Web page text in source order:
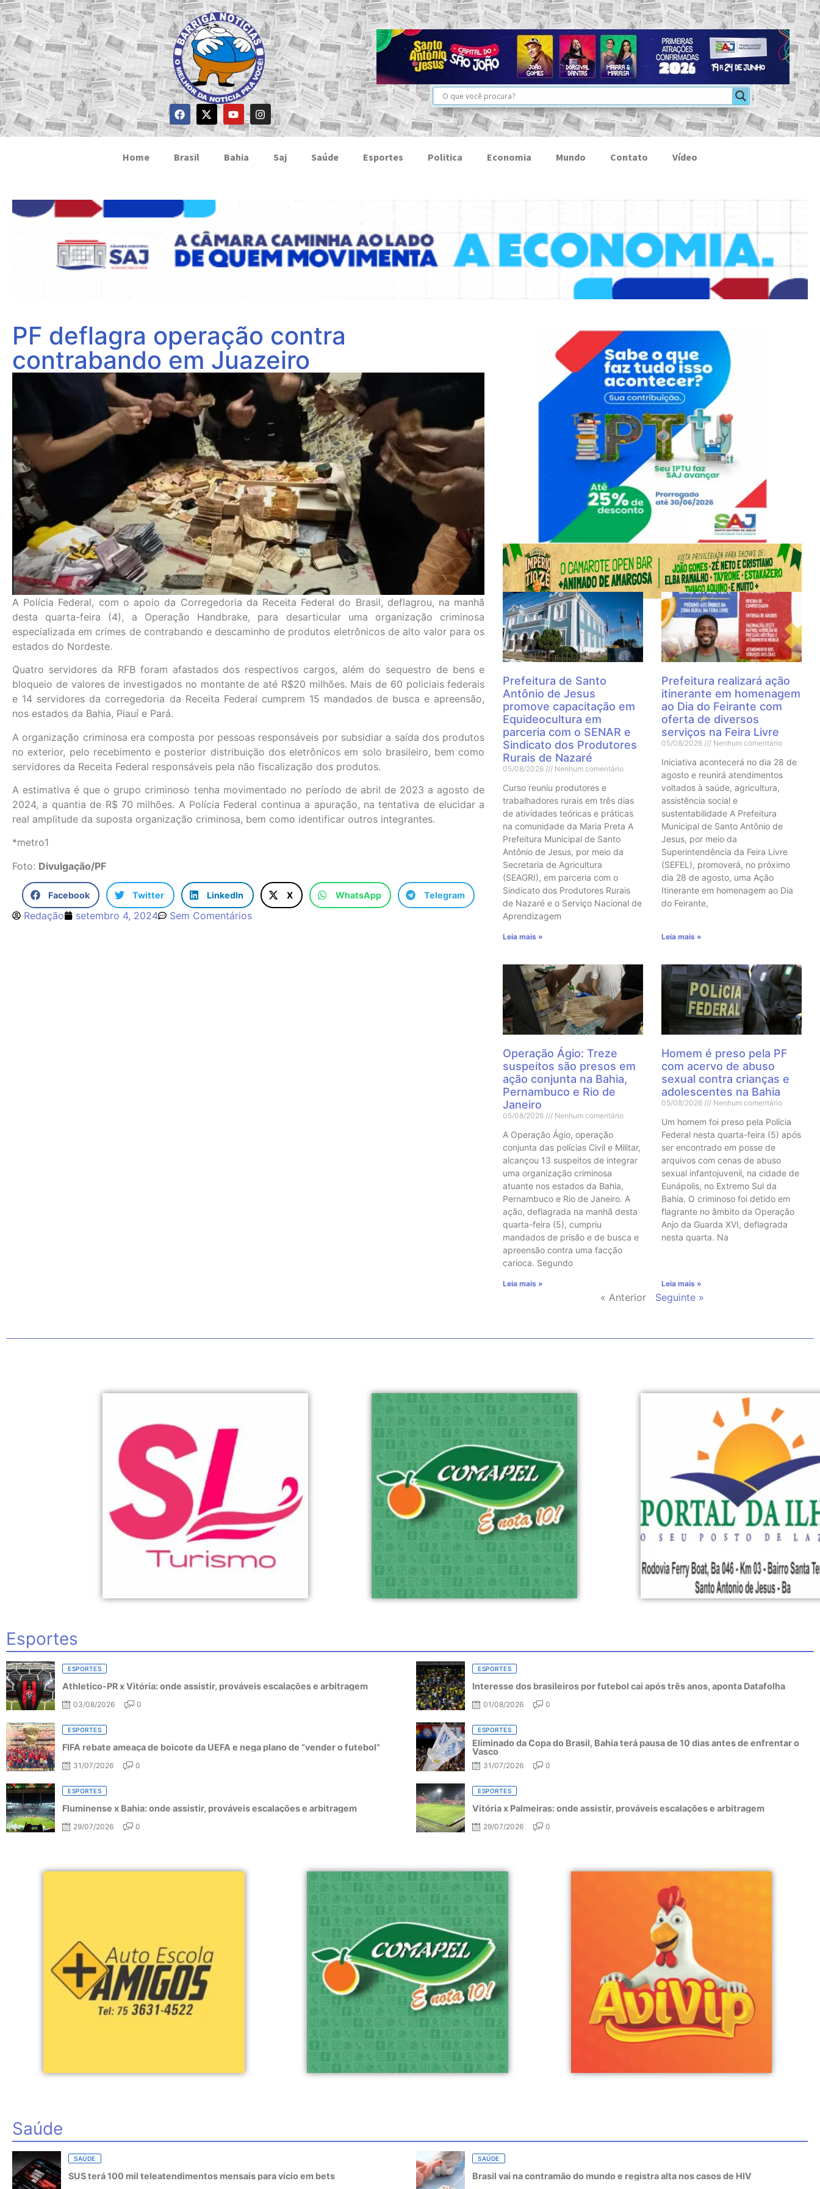
Home Brasil Bahia Saj Saúde Esportes Politica Economia Mundo Contato Vídeo
PF deflagra operação contra
contrabando em Juazeiro
A Polícia Federal, com o apoio da Corregedoria da Receita Federal do Brasil, deflagrou, na manhã
desta quarta-feira (4), a Operação Handbrake, para desarticular uma organização criminosa
especializada em crimes de contrabando e descaminho de produtos eletrônicos de alto valor para os
estados do Nordeste.
Quatro servidores da RFB foram afastados dos respectivos cargos, além do sequestro de bens e
bloqueio de valores de investigados no montante de até R$20 milhões. Mais de 60 policiais federais
e 14 servidores da corregedoria da Receita Federal cumprem 15 mandados de busca e apreensão,
nos estados da Bahia, Piauí e Pará.
A organização criminosa era composta por pessoas responsáveis por subsidiar a saída dos produtos
no exterior, pelo recebimento e posterior distribuição dos eletrônicos em solo brasileiro, bem como
servidores da Receita Federal responsáveis pela não fiscalização dos produtos.
A estimativa é que o grupo criminoso tenha movimentado no período de abril de 2023 a agosto de
2024, a quantia de R$ 70 milhões. A Polícia Federal continua a apuração, na tentativa de elucidar a
real amplitude da suposta organização criminosa, bem como identificar outros integrantes.
*metro1
Foto: Divulgação/PF
Facebook Twitter LinkedIn X WhatsApp Telegram
Redação setembro 4, 2024 Sem Comentários
Mais Notícias
Prefeitura de Santo
Antônio de Jesus
promove capacitação em
Equideocultura em
parceria com o SENAR e
Sindicato dos Produtores
Rurais de Nazaré
05/08/2026 Nenhum comentário
Curso reuniu produtores e
trabalhadores rurais em três dias
de atividades teóricas e práticas
na comunidade da Maria Preta A
Prefeitura Municipal de Santo
Antônio de Jesus, por meio da
Secretaria de Agricultura
(SEAGRI), em parceria com o
Sindicato dos Produtores Rurais
de Nazaré e o Serviço Nacional de
Aprendizagem
Leia mais »
Prefeitura realizará ação
itinerante em homenagem
ao Dia do Feirante com
oferta de diversos
serviços na Feira Livre
05/08/2026 Nenhum comentário
Iniciativa acontecerá no dia 28 de
agosto e reunirá atendimentos
voltados à saúde, agricultura,
assistência social e
sustentabilidade A Prefeitura
Municipal de Santo Antônio de
Jesus, por meio da
Superintendência da Feira Livre
(SEFEL), promoverá, no próximo
dia 28 de agosto, uma Ação
Itinerante em homenagem ao Dia
do Feirante,
Leia mais »
Operação Ágio: Treze
suspeitos são presos em
ação conjunta na Bahia,
Pernambuco e Rio de
Janeiro
05/08/2026 Nenhum comentário
A Operação Ágio, operação
conjunta das polícias Civil e Militar,
alcançou 13 suspeitos de integrar
uma organização criminosa
atuante nos estados da Bahia,
Pernambuco e Rio de Janeiro. A
ação, deflagrada na manhã desta
quarta-feira (5), cumpriu
mandados de prisão e de busca e
apreensão contra uma facção
carioca. Segundo
Leia mais »
Homem é preso pela PF
com acervo de abuso
sexual contra crianças e
adolescentes na Bahia
05/08/2026 Nenhum comentário
Um homem foi preso pela Polícia
Federal nesta quarta-feira (5) após
ser encontrado em posse de
arquivos com cenas de abuso
sexual infantojuvenil, na cidade de
Eunápolis, no Extremo Sul da
Bahia. O criminoso foi detido em
flagrante no âmbito da Operação
Anjo da Guarda XVI, deflagrada
nesta quarta. Na
Leia mais »
« Anterior Seguinte »
Esportes
ESPORTES
Athletico-PR x Vitória: onde assistir, prováveis escalações e arbitragem
03/08/2026 0
ESPORTES
Interesse dos brasileiros por futebol cai após três anos, aponta Datafolha
01/08/2026 0
ESPORTES
FIFA rebate ameaça de boicote da UEFA e nega plano de “vender o futebol”
31/07/2026 0
ESPORTES
Eliminado da Copa do Brasil, Bahia terá pausa de 10 dias antes de enfrentar o
Vasco
31/07/2026 0
ESPORTES
Fluminense x Bahia: onde assistir, prováveis escalações e arbitragem
29/07/2026 0
ESPORTES
Vitória x Palmeiras: onde assistir, prováveis escalações e arbitragem
29/07/2026 0
Saúde
SAÚDE
SUS terá 100 mil teleatendimentos mensais para vício em bets
SAÚDE
Brasil vai na contramão do mundo e registra alta nos casos de HIV